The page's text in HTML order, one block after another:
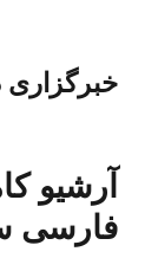
خبرگزاری
آرشیو
فارسی